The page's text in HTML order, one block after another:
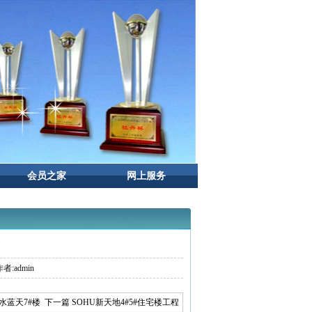
会员之家 网上服务
:admin
蓝天7#楼 下一篇 SOHU新天地4#5#住宅楼工程